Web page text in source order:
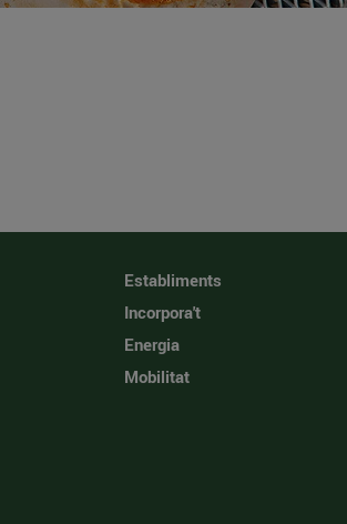
Establiments
Incorpora't
Energia
Mobilitat